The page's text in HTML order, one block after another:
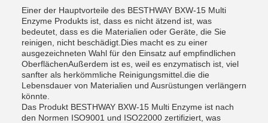
Einer der Hauptvorteile des BESTHWAY BXW-15 Multi
Enzyme Produkts ist, dass es nicht ätzend ist, was
bedeutet, dass es die Materialien oder Geräte, die Sie
reinigen, nicht beschädigt.Dies macht es zu einer
ausgezeichneten Wahl für den Einsatz auf empfindlichen
OberflächenAußerdem ist es, weil es enzymatisch ist, viel
sanfter als herkömmliche Reinigungsmittel.die die
Lebensdauer von Materialien und Ausrüstungen verlängern
könnte.
Das Produkt BESTHWAY BXW-15 Multi Enzyme ist nach
den Normen ISO9001 und ISO22000 zertifiziert, was